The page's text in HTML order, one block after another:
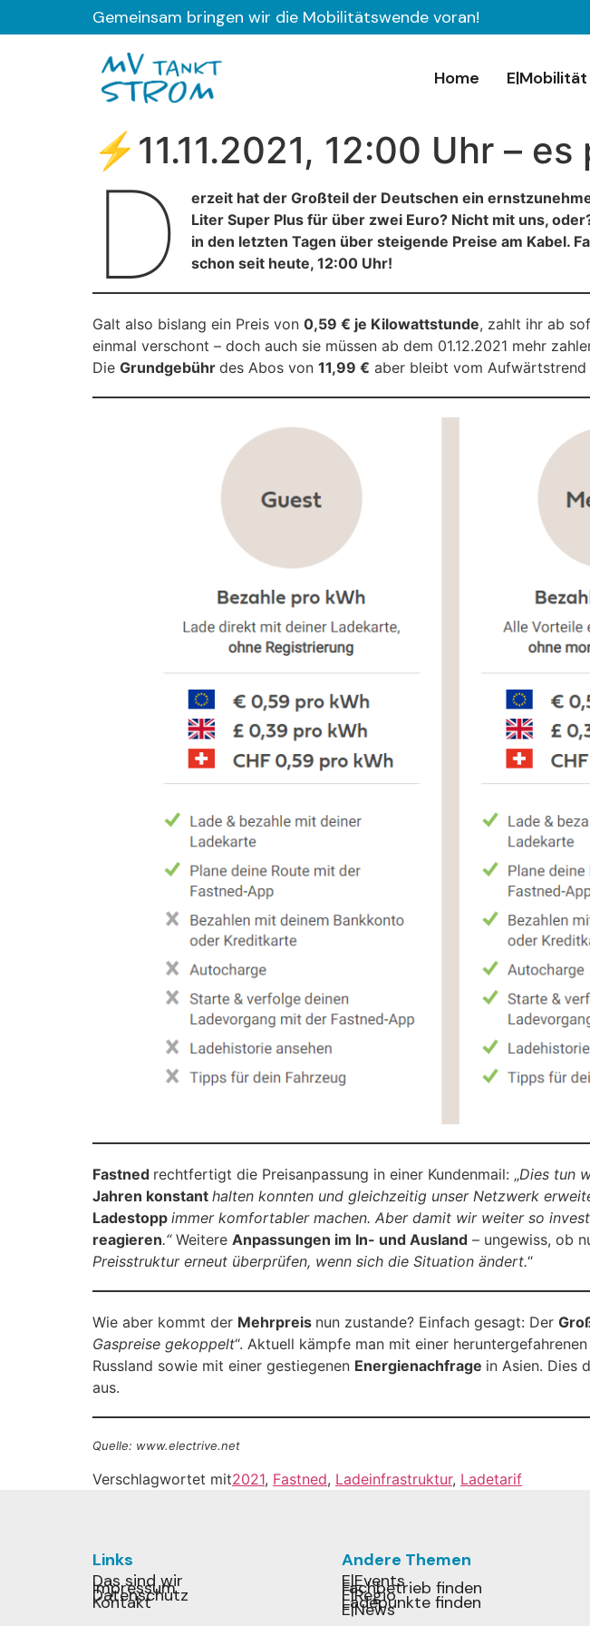
Gemeinsam bringen wir die Mobilitätswende voran!
Home E|Mobilität
⚡11.11.2021, 12:00 Uhr –
D
erzeit hat der Großteil der Deutschen ein
Liter Super Plus für über zwei Euro? Nicht mit uns,
in den letzten Tagen über steigende Preise am Kabel.
schon seit heute, 12:00 Uhr!
Galt also bislang ein Preis von 0,59 € je Kilowattstunde, zahlt ihr ab
einmal verschont – doch auch sie müssen ab dem 01.12.2021 mehr
Die Grundgebühr des Abos von 11,99 € aber bleibt vom Aufwärtstrend
Fastned rechtfertigt die Preisanpassung in einer Kundenmail: „Dies tun
Jahren konstant halten konnten und gleichzeitig unser Netzwerk
Ladestopp immer komfortabler machen. Aber damit wir weiter so
reagieren.“ Weitere Anpassungen im In- und Ausland – ungewiss, ob
Preisstruktur erneut überprüfen, wenn sich die Situation ändert.“
Wie aber kommt der Mehrpreis nun zustande? Einfach gesagt: Der
Gaspreise gekoppelt“. Aktuell kämpfe man mit einer heruntergefahrenen
Russland sowie mit einer gestiegenen Energienachfrage in Asien. Dies
aus.
Quelle: www.electrive.net
Verschlagwortet mit2021, Fastned, Ladeinfrastruktur, Ladetarif
Links
Das sind wir
Impressum
Datenschutz
Kontakt
Andere Themen
E|Events
Fachbetrieb finden
E|Regio
Ladepunkte finden
E|News